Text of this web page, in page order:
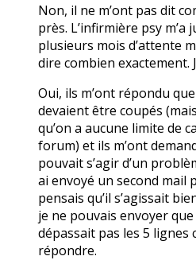
Non, il ne m’ont pas dit
près. L’infirmière psy m’a
plusieurs mois d’attente
dire combien exactement.
Oui, ils m’ont répondu
devaient être coupés
qu’on a aucune limite de
forum) et ils m’ont
pouvait s’agir d’un
ai envoyé un second mail
pensais qu’il s’agissait
je ne pouvais envoyer
dépassait pas les 5
répondre.